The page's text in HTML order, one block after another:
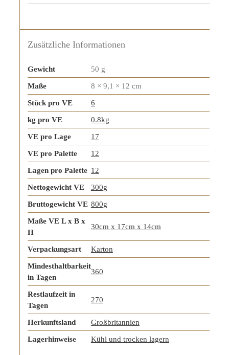
Zusätzliche Informationen
Gewicht 50 g
Maße 8 × 9,1 × 12 cm
Stück pro VE 6
kg pro VE 0.8kg
VE pro Lage 17
VE pro Palette 12
Lagen pro Palette 12
Nettogewicht VE 300g
Bruttogewicht VE 800g
Maße VE L x B x
H
30cm x 17cm x 14cm
Verpackungsart Karton
Mindesthaltbarkeit
in Tagen
360
Restlaufzeit in
Tagen
270
Herkunftsland Großbritannien
Lagerhinweise Kühl und trocken lagern